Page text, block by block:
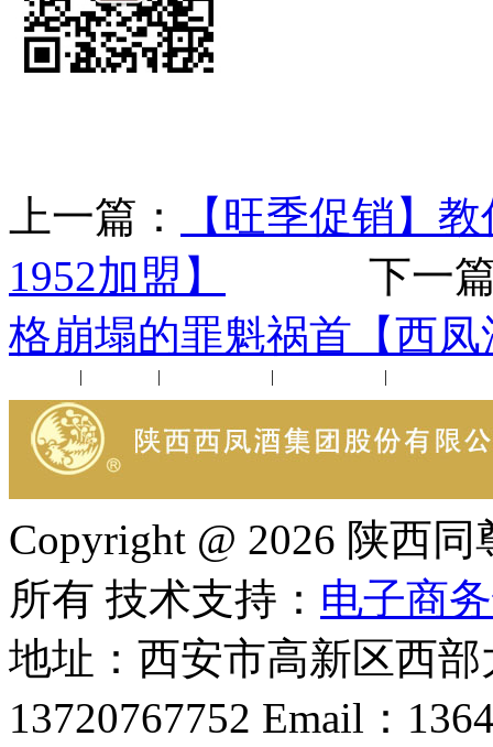
上一篇：
【旺季促销】
1952加盟】
下一篇
格崩塌的罪魁祸首【西凤
| | | |
Copyright @ 2026 陕西
所有 技术支持： 电子商
地址：西安市高新区西
13720767752 Email：